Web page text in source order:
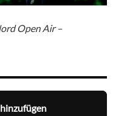
Open Air –